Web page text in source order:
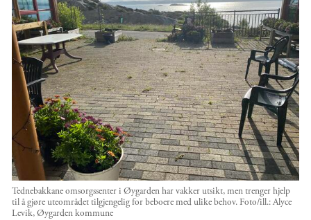
Tednebakkane omsorgssenter i Øygarden har vakker utsikt, men trenger hjelp
til å gjøre uteområdet tilgjengelig for beboere med ulike behov. Foto/ill.:Alyce
Levik, Øygarden kommune